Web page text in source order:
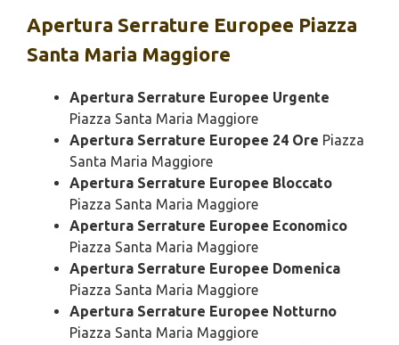
Apertura Serrature Europee Piazza
Santa Maria Maggiore
Apertura Serrature Europee Urgente
Piazza Santa Maria Maggiore
Apertura Serrature Europee 24 Ore Piazza
Santa Maria Maggiore
Apertura Serrature Europee Bloccato
Piazza Santa Maria Maggiore
Apertura Serrature Europee Economico
Piazza Santa Maria Maggiore
Apertura Serrature Europee Domenica
Piazza Santa Maria Maggiore
Apertura Serrature Europee Notturno
Piazza Santa Maria Maggiore